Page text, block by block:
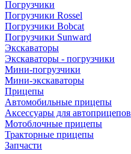
Погрузчики
Погрузчики Rossel
Погрузчики Bobcat
Погрузчики Sunward
Экскаваторы
Экскаваторы - погрузчики
Мини-погрузчики
Мини-экскаваторы
Прицепы
Автомобильные прицепы
Аксессуары для автоприцепов
Мотоблочные прицепы
Тракторные прицепы
Запчасти